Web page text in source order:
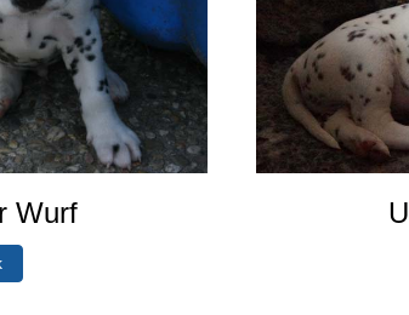
Wurf